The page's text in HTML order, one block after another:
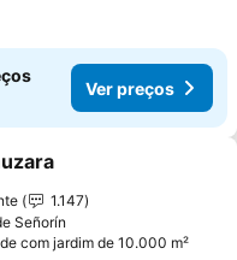
Ver preços
aos favoritos
1.147
Señorín
com jardim de 10.000 m²